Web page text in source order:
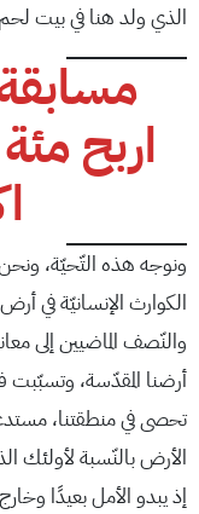
الذي ولد هنا في بيت
اربح
ونوجه هذه التّحيّة،
الكوارث الإنسانيّة في
والنّصف الماضيين إلى
أرضنا المقدّسة، وتسبّبت
تحصى في منطقتنا،
الأرض بالنّسبة لأولئك
إذ يبدو الأمل بعيدًا